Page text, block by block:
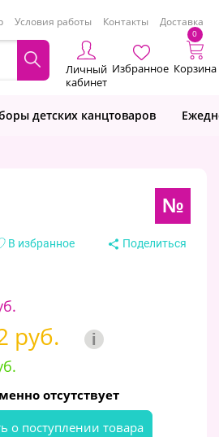
Условия работы Контакты Доставка
Личный
кабинет
Избранное
0
Корзина
детских канцтоваров
№
В избранное Поделиться
руб. i
отсутствует
о поступлении товара